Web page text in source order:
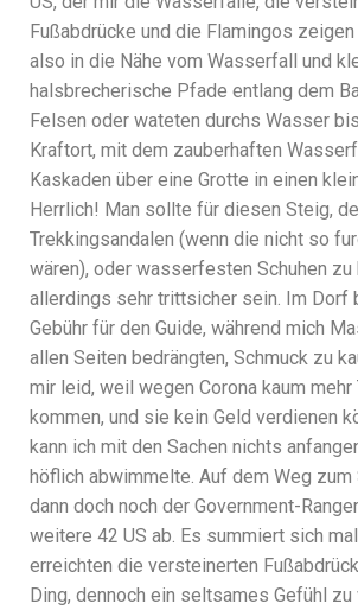
Fußabdrücke und die Flamingos
also in die Nähe vom Wasserfall und
halsbrecherische Pfade entlang dem
Felsen oder wateten durchs Wasser
Kraftort, mit dem zauberhaften
Kaskaden über eine Grotte in einen
Herrlich! Man sollte für diesen Steig,
Trekkingsandalen (wenn die nicht so
wären), oder wasserfesten Schuhen
allerdings sehr trittsicher sein. Im Dorf
Gebühr für den Guide, während mich
allen Seiten bedrängten, Schmuck zu
mir leid, weil wegen Corona kaum mehr
kommen, und sie kein Geld verdienen
kann ich mit den Sachen nichts
höflich abwimmelte. Auf dem Weg zum
dann doch noch der Government-
weitere 42 US ab. Es summiert sich
erreichten die versteinerten
Ding, dennoch ein seltsames Gefühl